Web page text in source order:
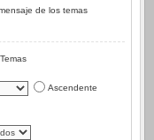
de los temas
Temas
Ascendente